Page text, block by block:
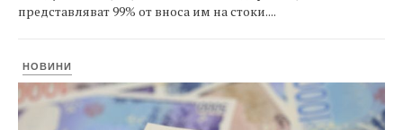
представляват 99% от вноса им на стоки....
НОВИНИ